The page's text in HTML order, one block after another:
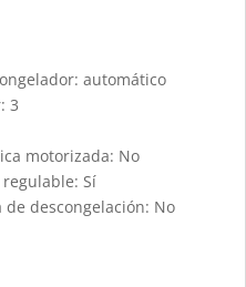
automático
3
motorizada: No
Sí
descongelación: No